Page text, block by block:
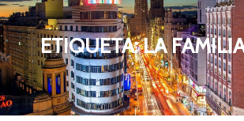
ETIQUETA:LA